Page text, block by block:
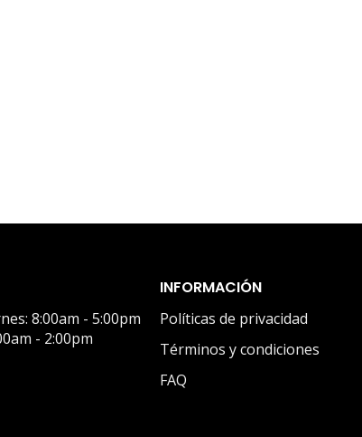
8:00am - 5:00pm
- 2:00pm
INFORMACIÓN
Políticas de privacidad
Términos y condiciones
FAQ